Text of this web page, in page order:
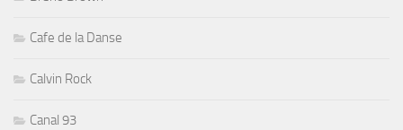
Cafe de la Danse
Calvin Rock
Canal 93